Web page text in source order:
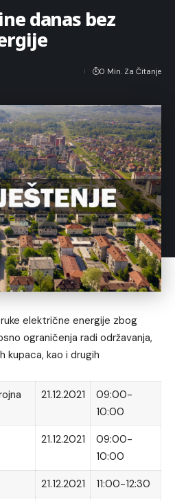
danas bez
0 Min. Za Čitanje
električne energije zbog
ograničenja radi održavanja,
kupaca, kao i drugih
21.12.2021
09:00-
10:00
21.12.2021
09:00-
10:00
21.12.2021
11:00-12:30